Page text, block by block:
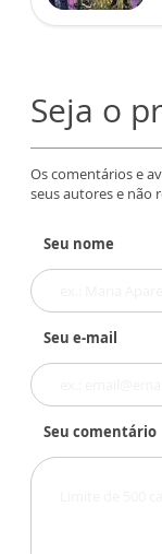
Seja o
Os comentários e
seus autores e não
Seu nome
Seu e-mail
Seu comentário